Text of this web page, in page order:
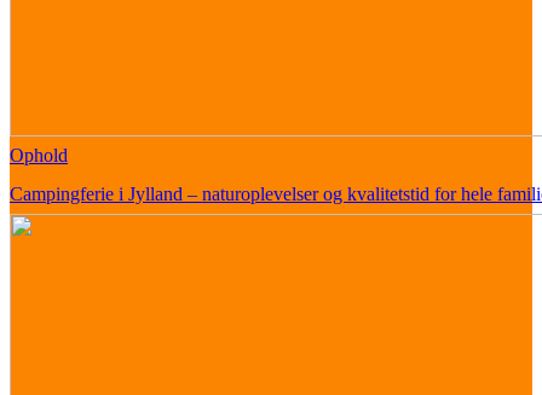
Ophold
Campingferie i Jylland – naturoplevelser og kvalitetstid for hele